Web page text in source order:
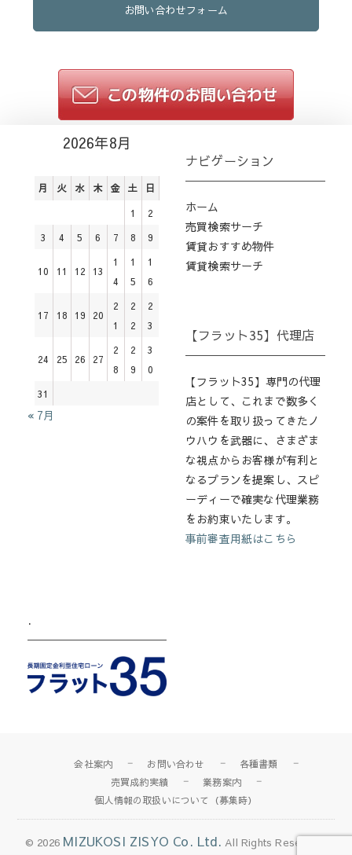
お問い合わせフォーム
2026年8月
月 火 水 木 金 土 日
1
2
3
4 5 6 7 8 9
10 11 12 13
1
4
1
5
1
6
17 18 19 20
2
1
2
2
2
3
24 25 26 27
2
8
2
9
3
0
31
« 7月
ナビゲーション
ホーム
売買検索サーチ
賃貸おすすめ物件
賃貸検索サーチ
【フラット35】代理店
【フラット35】専門の代理
店として、これまで数多く
の案件を取り扱ってきたノ
ウハウを武器に、さまざま
な視点からお客様が有利と
なるプランを提案し、スピ
ーディーで確実な代理業務
をお約束いたします。
事前審査用紙はこちら
.
会社案内 お問い合わせ
各種書類
売買成約実績
業務案内
個人情報の取扱いについて（募集時）
© 2026 MIZUKOSI ZISYO Co. Ltd. All Rights Reserved.